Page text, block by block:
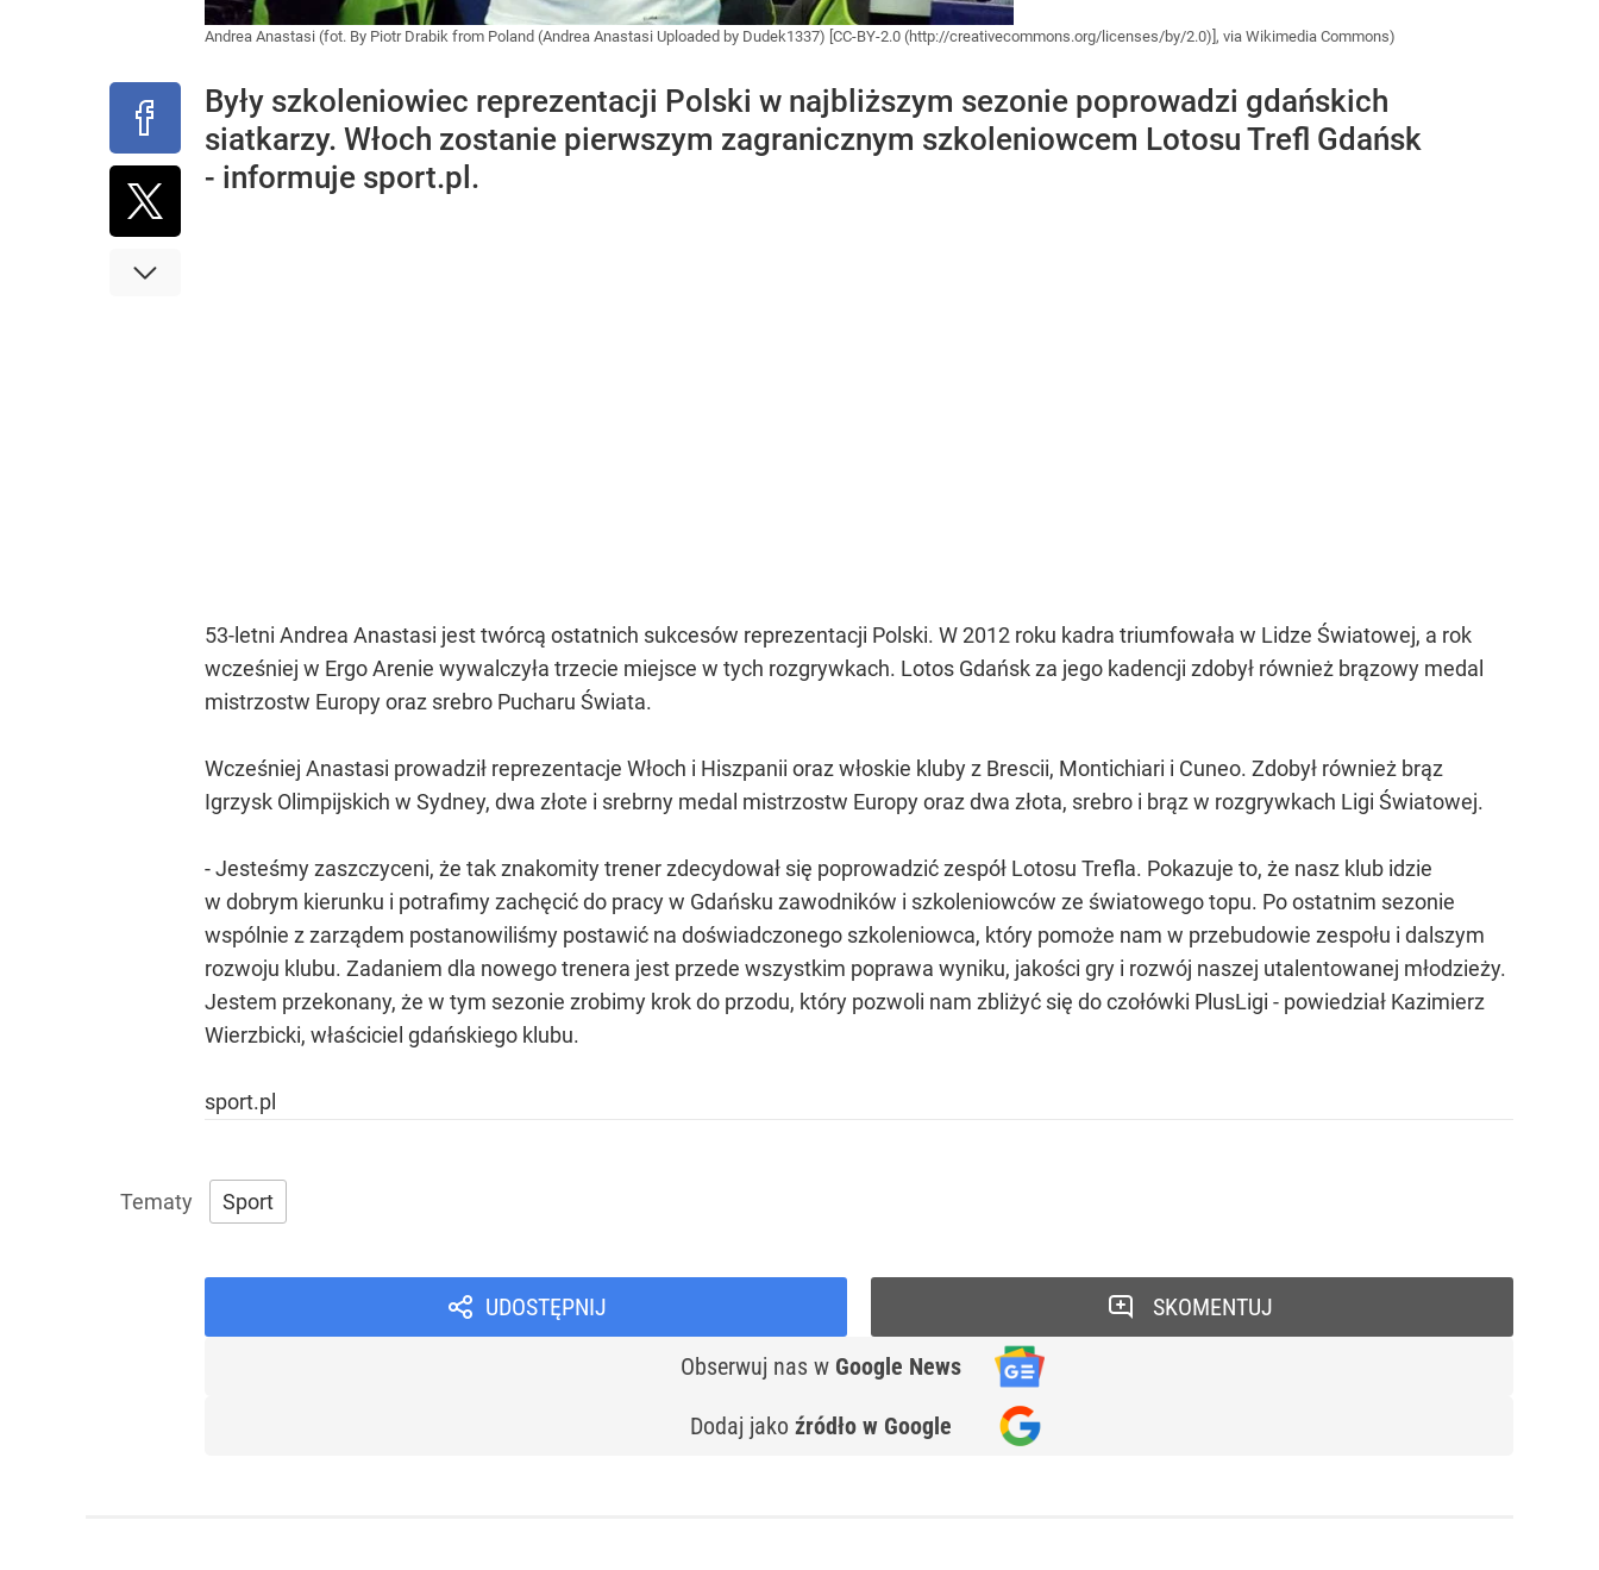
Andrea Anastasi (fot. By Piotr Drabik from Poland (Andrea Anastasi Uploaded by Dudek1337) [CC-BY-2.0 (http://creativecommons.org/licenses/by/2.0)], via Wikimedia Commons)
Były szkoleniowiec reprezentacji Polski w najbliższym sezonie poprowadzi gdańskich
siatkarzy. Włoch zostanie pierwszym zagranicznym szkoleniowcem Lotosu Trefl Gdańsk
- informuje sport.pl.
53-letni Andrea Anastasi jest twórcą ostatnich sukcesów reprezentacji Polski. W 2012 roku kadra triumfowała w Lidze Światowej, a rok
wcześniej w Ergo Arenie wywalczyła trzecie miejsce w tych rozgrywkach. Lotos Gdańsk za jego kadencji zdobył również brązowy medal
mistrzostw Europy oraz srebro Pucharu Świata.
Wcześniej Anastasi prowadził reprezentacje Włoch i Hiszpanii oraz włoskie kluby z Brescii, Montichiari i Cuneo. Zdobył również brąz
Igrzysk Olimpijskich w Sydney, dwa złote i srebrny medal mistrzostw Europy oraz dwa złota, srebro i brąz w rozgrywkach Ligi Światowej.
- Jesteśmy zaszczyceni, że tak znakomity trener zdecydował się poprowadzić zespół Lotosu Trefla. Pokazuje to, że nasz klub idzie
w dobrym kierunku i potrafimy zachęcić do pracy w Gdańsku zawodników i szkoleniowców ze światowego topu. Po ostatnim sezonie
wspólnie z zarządem postanowiliśmy postawić na doświadczonego szkoleniowca, który pomoże nam w przebudowie zespołu i dalszym
rozwoju klubu. Zadaniem dla nowego trenera jest przede wszystkim poprawa wyniku, jakości gry i rozwój naszej utalentowanej młodzieży.
Jestem przekonany, że w tym sezonie zrobimy krok do przodu, który pozwoli nam zbliżyć się do czołówki PlusLigi - powiedział Kazimierz
Wierzbicki, właściciel gdańskiego klubu.
sport.pl
Sport
UDOSTĘPNIJ
Obserwuj nas w Google News
Dodaj jako źródło w Google
SKOMENTUJ